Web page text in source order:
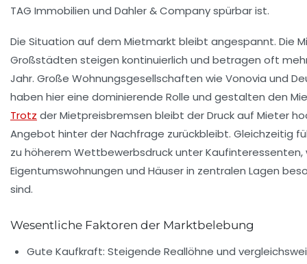
TAG Immobilien und Dahler & Company spürbar ist.
Die Situation auf dem Mietmarkt bleibt angespannt. Die
Großstädten steigen kontinuierlich und betragen oft
Jahr. Große Wohnungsgesellschaften wie Vonovia und
haben hier eine dominierende Rolle und gestalten den
Trotz der Mietpreisbremsen bleibt der Druck auf Mieter
Angebot hinter der Nachfrage zurückbleibt. Gleichzeitig
zu höherem Wettbewerbsdruck unter Kaufinteressenten,
Eigentumswohnungen und Häuser in zentralen Lagen
sind.
Wesentliche Faktoren der Marktbelebung
Gute Kaufkraft: Steigende Reallöhne und